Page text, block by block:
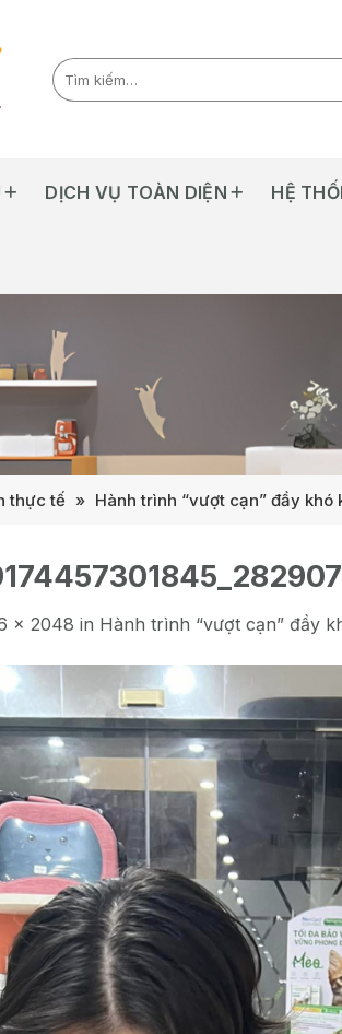
DỊCH VỤ TOÀN DIỆN HỆ
thực tế » Hành trình “vượt cạn” đầy khó
× 2048 in Hành trình “vượt cạn” đầy